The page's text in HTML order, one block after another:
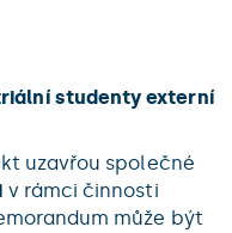
studenty externí
uzavřou společné
v rámci činnosti
může být